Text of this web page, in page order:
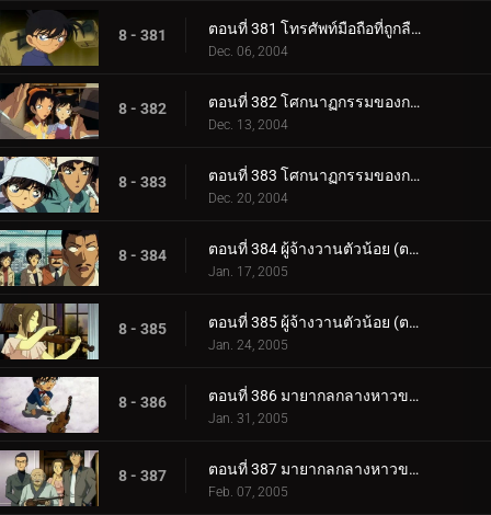
8 - 381 ตอนที่ 381 โทรศัพท์มือถือที่ถูกลืมไว้ (ตอนจบ)
Dec. 06, 2004
8 - 382 ตอนที่ 382 โศกนาฏกรรมของการแข่งตกปลา (ตอนแรก)
Dec. 13, 2004
8 - 383 ตอนที่ 383 โศกนาฏกรรมของการแข่งตกปลา (ตอนจบ)
Dec. 20, 2004
8 - 384 ตอนที่ 384 ผู้จ้างวานตัวน้อย (ตอนแรก)
Jan. 17, 2005
8 - 385 ตอนที่ 385 ผู้จ้างวานตัวน้อย (ตอนจบ)
Jan. 24, 2005
8 - 386 ตอนที่ 386 มายากลกลางหาวของจอมโจรคิด (ตอนพิเศษ ตอนแรก)
Jan. 31, 2005
8 - 387 ตอนที่ 387 มายากลกลางหาวของจอมโจรคิด (ตอนพิเศษ ตอนจบ)
Feb. 07, 2005